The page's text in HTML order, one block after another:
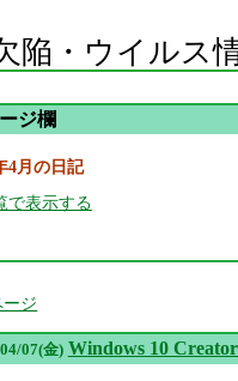
陥・ウイルス
ジ欄
4月の日記
で表示する
ジ
07(金) Windows 10